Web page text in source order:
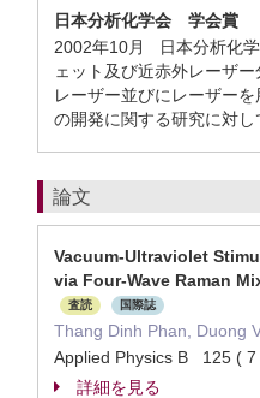
日本分析化学会 学会賞
2002年10月 日本分析化
ェット及び近赤外レーザ
レーザー並びにレーザー
の開発に関する研究に対し
論文
Vacuum-Ultraviolet
via Four-Wave Raman
査読 国際誌
Thang Dinh Phan, Duong
Applied Physics B 125 (
詳細を見る